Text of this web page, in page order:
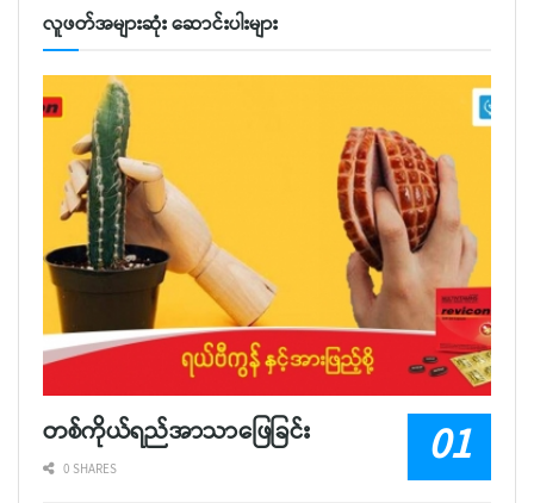
လူဖတ်အများဆုံး ဆောင်းပါးများ
တစ်ကိုယ်ရည်အာသာဖြေခြင်း
0 SHARES